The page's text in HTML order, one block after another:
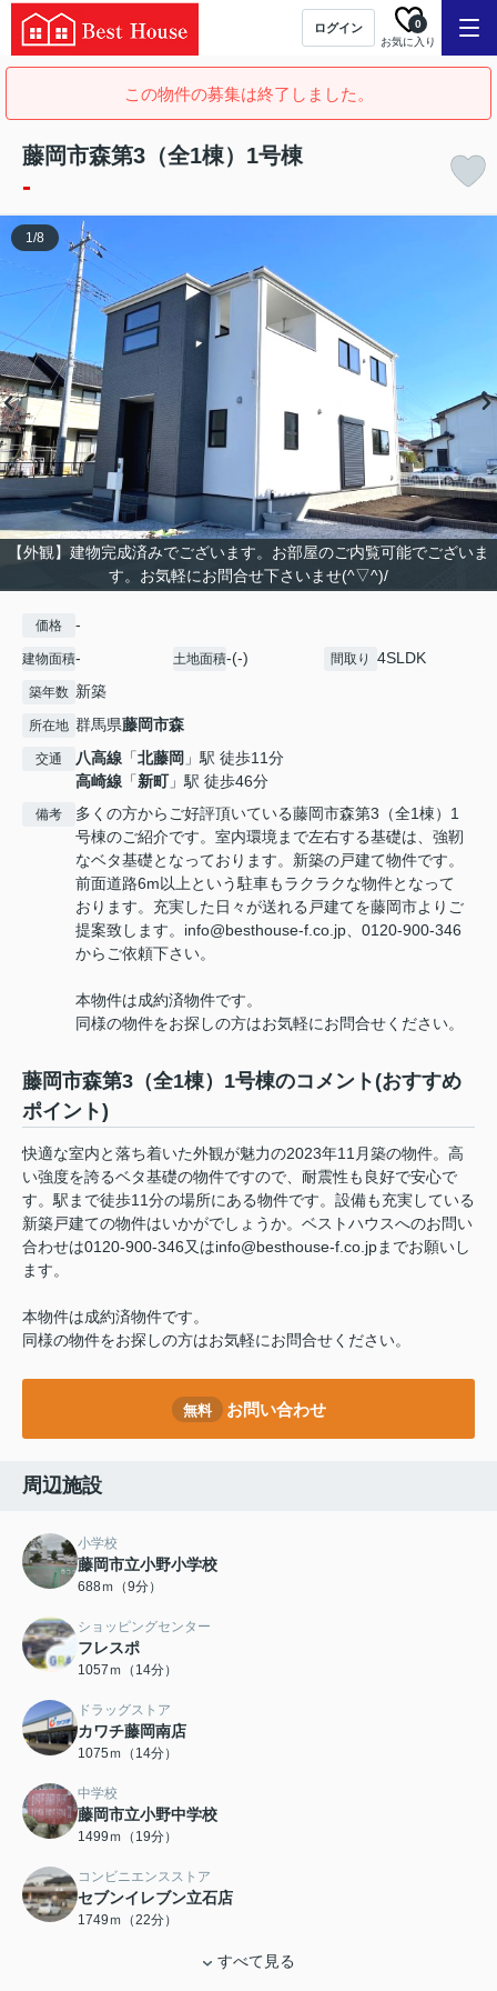
ログイン
お気に入り
0
この物件の募集は終了しました。
藤岡市森第3（全1棟）1号棟
-
【外観】建物完成済みでございます。お部屋のご内覧可能でございま
す。お気軽にお問合せ下さいませ(^▽^)/
1/8
価格 -
建物面積- 土地面積-(-) 間取り 4SLDK
築年数 新築
所在地 群馬県藤岡市森
交通 八高線 「北藤岡 」駅 徒歩11分
高崎線 「新町」駅 徒歩46分
備考
多くの方からご好評頂いている藤岡市森第3（全1棟）1
号棟のご紹介です。室内環境まで左右する基礎は、強靭
なベタ基礎となっております。新築の戸建て物件です。
前面道路6m以上という駐車もラクラクな物件となって
おります。充実した日々が送れる戸建てを藤岡市よりご
提案致します。info@besthouse-f.co.jp、0120-900-346
からご依頼下さい。
本物件は成約済物件です。
同様の物件をお探しの方はお気軽にお問合せください。
藤岡市森第3（全1棟）1号棟のコメント(おすすめ
ポイント)
快適な室内と落ち着いた外観が魅力の2023年11月築の物件。高
い強度を誇るベタ基礎の物件ですので、耐震性も良好で安心で
す。駅まで徒歩11分の場所にある物件です。設備も充実している
新築戸建ての物件はいかがでしょうか。ベストハウスへのお問い
合わせは0120-900-346又はinfo@besthouse-f.co.jpまでお願いし
ます。
本物件は成約済物件です。
同様の物件をお探しの方はお気軽にお問合せください。
無料 お問い合わせ
周辺施設
小学校
藤岡市立小野小学校
688ｍ（9分）
ショッピングセンター
フレスポ
1057ｍ（14分）
ドラッグストア
カワチ藤岡南店
1075ｍ（14分）
中学校
藤岡市立小野中学校
1499ｍ（19分）
コンビニエンスストア
セブンイレブン立石店
1749ｍ（22分）
すべて見る